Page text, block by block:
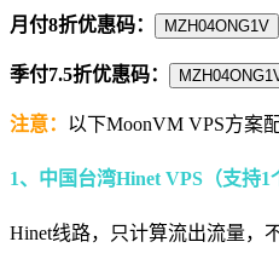
月付8折优惠码： MZH04ONG1V
季付7.5折优惠码：
注意： 以下MoonVM VPS方案
1、中国台湾Hinet VPS（支持1
Hinet线路，只计算流出流量，